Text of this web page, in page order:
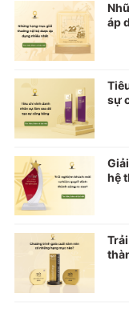
áp
sự
hệ